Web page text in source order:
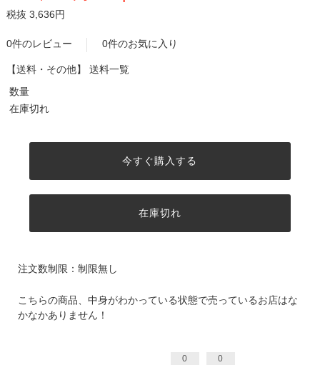
税抜 3,636円
0件のレビュー 0件のお気に入り
【送料・その他】 送料一覧
数量
在庫切れ
今すぐ購入する
在庫切れ
注文数制限：制限無し
こちらの商品、中身がわかっている状態で売っているお店はな
かなかありません！
0 0